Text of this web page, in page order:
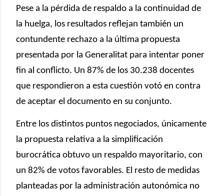
Pese a la pérdida de respaldo a la continuidad de
la huelga, los resultados reflejan también un
contundente rechazo a la última propuesta
presentada por la Generalitat para intentar poner
fin al conflicto. Un 87% de los 30.238 docentes
que respondieron a esta cuestión votó en contra
de aceptar el documento en su conjunto.
Entre los distintos puntos negociados, únicamente
la propuesta relativa a la simplificación
burocrática obtuvo un respaldo mayoritario, con
un 82% de votos favorables. El resto de medidas
planteadas por la administración autonómica no